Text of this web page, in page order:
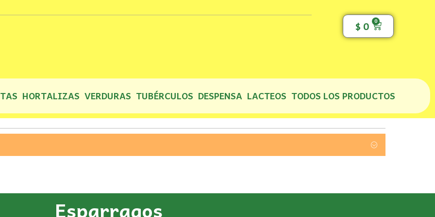
$ 0 0 Cart
HORTALIZAS VERDURAS TUBÉRCULOS DESPENSA LACTEOS TODOS LOS PRODUCTOS
Esparragos